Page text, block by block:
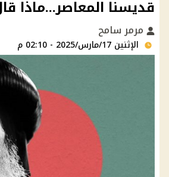
قديسنا المعاصر...ماذا
مرمر سامح
الإثنين 17/مارس/2025 - 02:10 م